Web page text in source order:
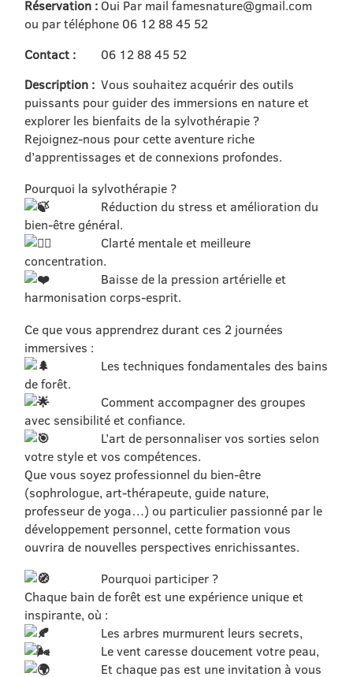
Réservation : Oui Par mail famesnature@gmail.com
ou par téléphone 06 12 88 45 52
Contact :
06 12 88 45 52
Description : Vous souhaitez acquérir des outils
puissants pour guider des immersions en nature et
explorer les bienfaits de la sylvothérapie ?
Rejoignez-nous pour cette aventure riche
d’apprentissages et de connexions profondes.
Pourquoi la sylvothérapie ?
Réduction du stress et amélioration du
bien-être général.
Clarté mentale et meilleure
concentration.
Baisse de la pression artérielle et
harmonisation corps-esprit.
Ce que vous apprendrez durant ces 2 journées
immersives :
Les techniques fondamentales des bains
de forêt.
Comment accompagner des groupes
avec sensibilité et confiance.
L’art de personnaliser vos sorties selon
votre style et vos compétences.
Que vous soyez professionnel du bien-être
(sophrologue, art-thérapeute, guide nature,
professeur de yoga…) ou particulier passionné par le
développement personnel, cette formation vous
ouvrira de nouvelles perspectives enrichissantes.
Pourquoi participer ?
Chaque bain de forêt est une expérience unique et
inspirante, où :
Les arbres murmurent leurs secrets,
Le vent caresse doucement votre peau,
Et chaque pas est une invitation à vous